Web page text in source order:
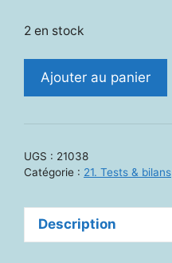
2 en stock
(lecture
écriture)
Ajouter au panier
UGS : 21038
Catégorie : 21. Tests & bilans
Description